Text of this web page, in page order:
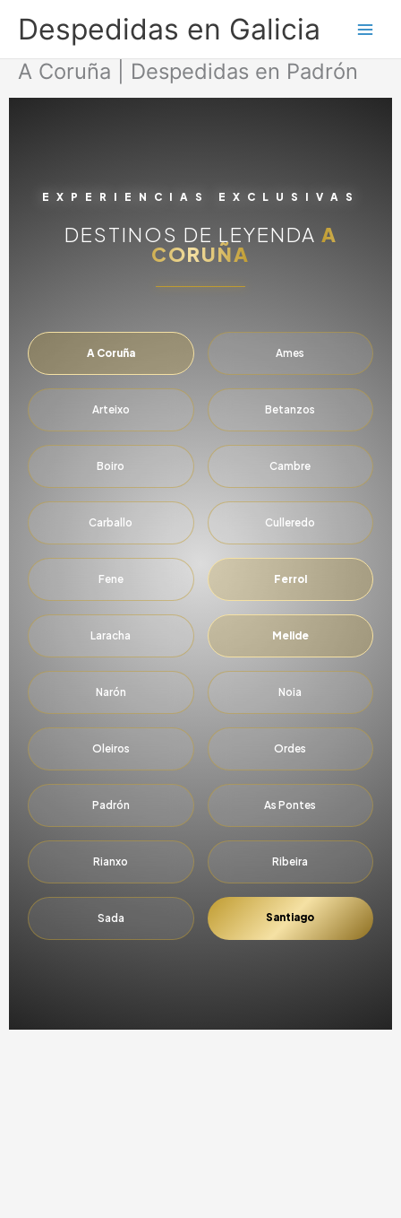
Despedidas en Galicia
A Coruña | Despedidas en Padrón
EXPERIENCIAS EXCLUSIVAS
DESTINOS DE LEYENDA A
CORUÑA
A Coruña Ames
Arteixo Betanzos
Boiro Cambre
Carballo Culleredo
Fene Ferrol
Laracha Melide
Narón Noia
Oleiros Ordes
Padrón As Pontes
Rianxo Ribeira
Sada Santiago